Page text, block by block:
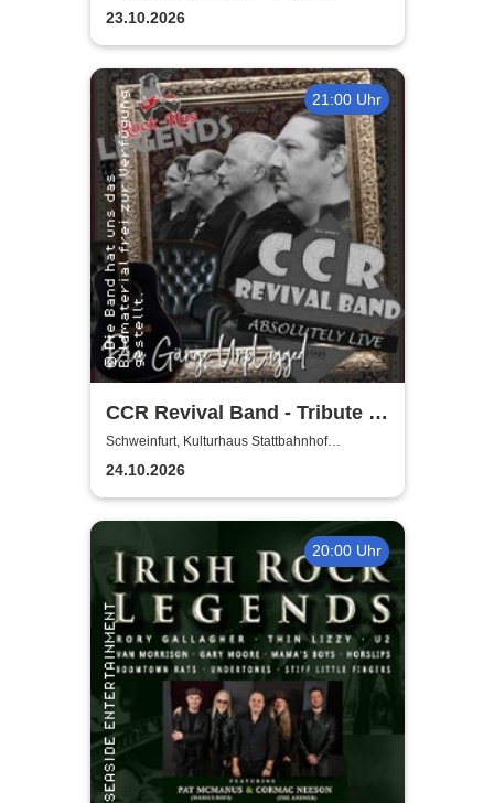
Schweinfurt
23.10.2026
21:00 Uhr
CCR Revival Band - Tribute to
Creedence Clearwater Revival
Schweinfurt, Kulturhaus Stattbahnhof
Schweinfurt
24.10.2026
20:00 Uhr